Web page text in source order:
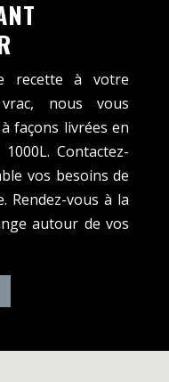
recette à votre
nous vous
façons livrées en
Contactez-
vos besoins de
Rendez-vous à la
autour de vos